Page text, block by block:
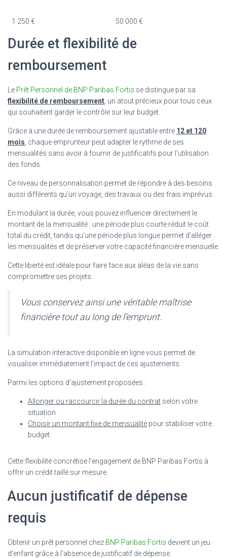
1 250 € 50 000 €
Durée et flexibilité de
remboursement
Le Prêt Personnel de BNP Paribas Fortis se distingue par sa
flexibilité de remboursement , un atout précieux pour tous ceux
qui souhaitent garder le contrôle sur leur budget.
Grâce à une durée de remboursement ajustable entre 12 et 120
mois , chaque emprunteur peut adapter le rythme de ses
mensualités sans avoir à fournir de justificatifs pour l’utilisation
des fonds.
Ce niveau de personnalisation permet de répondre à des besoins
aussi différents qu’un voyage, des travaux ou des frais imprévus.
En modulant la durée, vous pouvez influencer directement le
montant de la mensualité : une période plus courte réduit le coût
total du crédit, tandis qu’une période plus longue permet d’alléger
les mensualités et de préserver votre capacité financière mensuelle.
Cette liberté est idéale pour faire face aux aléas de la vie sans
compromettre ses projets.
Vous conservez ainsi une véritable maîtrise
financière tout au long de l’emprunt.
La simulation interactive disponible en ligne vous permet de
visualiser immédiatement l’impact de ces ajustements.
Parmi les options d’ajustement proposées :
Allonger ou raccourcir la durée du contrat selon votre
situation.
Choisir un montant fixe de mensualité pour stabiliser votre
budget.
Cette flexibilité concrétise l’engagement de BNP Paribas Fortis à
offrir un crédit taillé sur mesure.
Aucun justificatif de dépense
requis
Obtenir un prêt personnel chez BNP Paribas Fortis devient un jeu
d’enfant grâce à l’absence de justificatif de dépense.